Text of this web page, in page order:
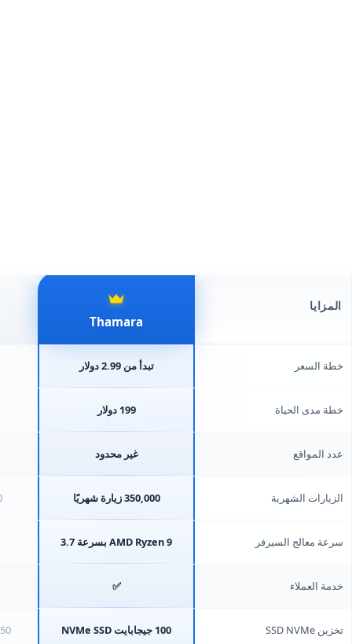
المزايا
Thamara
خطة السعر تبدأ من 2.99 دولار
خطة مدى الحياة 199 دولار
عدد المواقع غير محدود
الزيارات الشهرية 350,000 زيارة شهريًا
سرعة معالج السيرفر AMD Ryzen 9 بسرعة 3.7
خدمة العملاء ✅
تخزين SSD NVMe 100 جيجابايت NVMe SSD 50 جيجابايت NVMe SSD